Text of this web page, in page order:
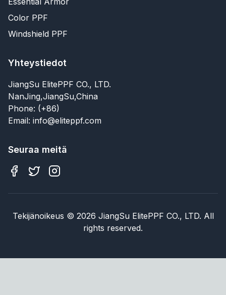
Color PPF
Windshield PPF
Yhteystiedot
JiangSu ElitePPF CO., LTD.
NanJing,JiangSu,China
Phone: (+86)
Email: info@eliteppf.com
Seuraa meitä
Tekijänoikeus © 2026 JiangSu ElitePPF CO., LTD. All
rights reserved.